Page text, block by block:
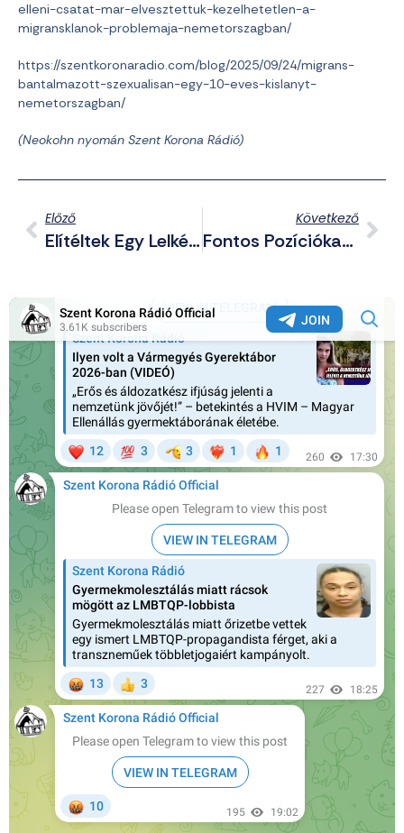
elleni-csatat-mar-elvesztettuk-kezelhetetlen-a-
migransklanok-problemaja-nemetorszagban/
https://szentkoronaradio.com/blog/2025/09/24/migrans-
bantalmazott-szexualisan-egy-10-eves-kislanyt-
nemetorszagban/
(Neokohn nyomán Szent Korona Rádió)
Előző
Elítéltek Egy Lelkészt, Mert Abortuszklinika Előtt Mert Prédikálni
Következő
Fontos Pozíciókat Kaphat „Buddha”, A Tisza Párt Szexképes Zsarolásért Elítélt Hackere